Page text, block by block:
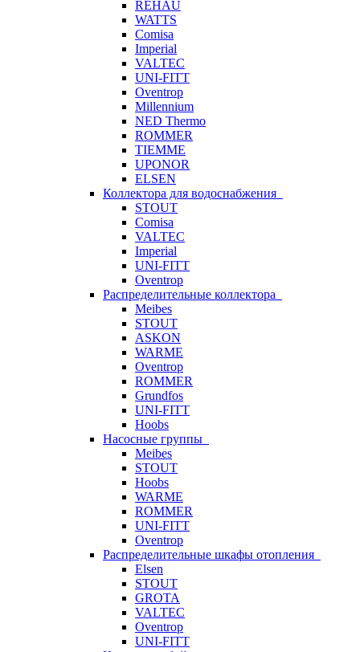
REHAU
WATTS
Comisa
Imperial
VALTEC
UNI-FITT
Oventrop
Millennium
NED Thermo
ROMMER
TIEMME
UPONOR
ELSEN
Коллектора для водоснабжения
STOUT
Comisa
VALTEC
Imperial
UNI-FITT
Oventrop
Распределительные коллектора
Meibes
STOUT
ASKON
WARME
Oventrop
ROMMER
Grundfos
UNI-FITT
Hoobs
Насосные группы
Meibes
STOUT
Hoobs
WARME
ROMMER
UNI-FITT
Oventrop
Распределительные шкафы отопления
Elsen
STOUT
GROTA
VALTEC
Oventrop
UNI-FITT